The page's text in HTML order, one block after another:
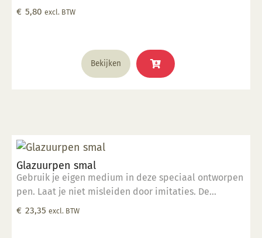
grote kleimassa's. komt in een hitte verzegelde
€ 5,80 excl. BTW
Bekijken
Glazuurpen smal
Gebruik je eigen medium in deze speciaal ontworpen
pen. Laat je niet misleiden door imitaties. De
ingenieurs van Kemper hebben deze tool ontworpen
€ 23,35 excl. BTW